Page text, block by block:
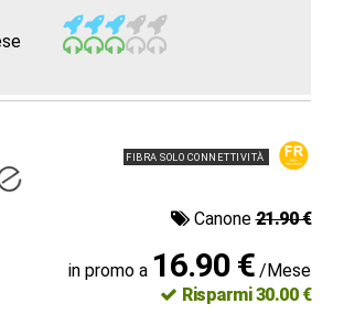
FIBRA SOLO CONNETTIVITÀ
Canone21.90 €
in promo a 16.90 € /Mese
Risparmi 30.00 €